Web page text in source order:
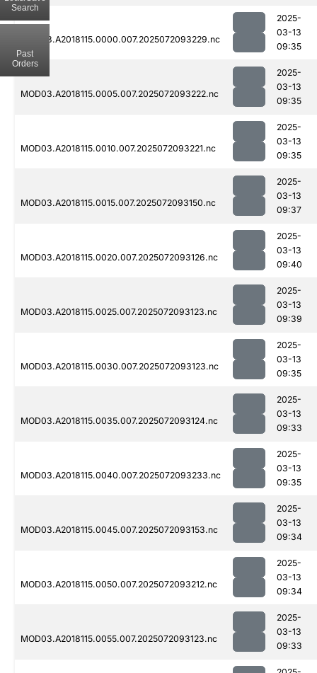
MOD03.A2018115.0000.007.2025072093229.nc
2025-
03-13
09:35
MOD03.A2018115.0005.007.2025072093222.nc
2025-
03-13
09:35
MOD03.A2018115.0010.007.2025072093221.nc
2025-
03-13
09:35
MOD03.A2018115.0015.007.2025072093150.nc
2025-
03-13
09:37
MOD03.A2018115.0020.007.2025072093126.nc
2025-
03-13
09:40
MOD03.A2018115.0025.007.2025072093123.nc
2025-
03-13
09:39
MOD03.A2018115.0030.007.2025072093123.nc
2025-
03-13
09:35
MOD03.A2018115.0035.007.2025072093124.nc
2025-
03-13
09:33
MOD03.A2018115.0040.007.2025072093233.nc
2025-
03-13
09:35
MOD03.A2018115.0045.007.2025072093153.nc
2025-
03-13
09:34
MOD03.A2018115.0050.007.2025072093212.nc
2025-
03-13
09:34
MOD03.A2018115.0055.007.2025072093123.nc
2025-
03-13
09:33
Search
Past
Orders